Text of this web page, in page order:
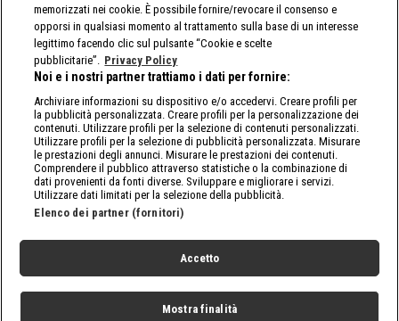
memorizzati nei cookie. È possibile fornire/revocare il consenso e
opporsi in qualsiasi momento al trattamento sulla base di un interesse
legittimo facendo clic sul pulsante “Cookie e scelte
pubblicitarie”. Privacy Policy
Noi e i nostri partner trattiamo i dati per fornire:
Archiviare informazioni su dispositivo e/o accedervi. Creare profili per
la pubblicità personalizzata. Creare profili per la personalizzazione dei
contenuti. Utilizzare profili per la selezione di contenuti personalizzati.
Utilizzare profili per la selezione di pubblicità personalizzata. Misurare
le prestazioni degli annunci. Misurare le prestazioni dei contenuti.
Comprendere il pubblico attraverso statistiche o la combinazione di
dati provenienti da fonti diverse. Sviluppare e migliorare i servizi.
Utilizzare dati limitati per la selezione della pubblicità.
Elenco dei partner (fornitori)
Accetto
Mostra finalità